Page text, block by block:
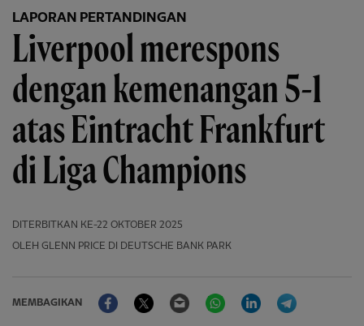
LAPORAN PERTANDINGAN
Liverpool merespons
dengan kemenangan 5-1
atas Eintracht Frankfurt
di Liga Champions
DITERBITKAN KE-22 OKTOBER 2025
OLEH GLENN PRICE DI DEUTSCHE BANK PARK
MEMBAGIKAN
FacebookTwitter Email WhatsAppLinkedIn